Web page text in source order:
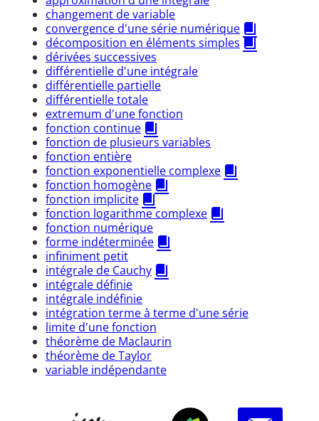
changement de variable
convergence d'une série numérique
décomposition en éléments simples
dérivées successives
différentielle d'une intégrale
différentielle partielle
différentielle totale
extremum d'une fonction
fonction continue
fonction de plusieurs variables
fonction entière
fonction exponentielle complexe
fonction homogène
fonction implicite
fonction logarithme complexe
fonction numérique
forme indéterminée
infiniment petit
intégrale de Cauchy
intégrale définie
intégrale indéfinie
intégration terme à terme d'une série
limite d'une fonction
théorème de Maclaurin
théorème de Taylor
variable indépendante